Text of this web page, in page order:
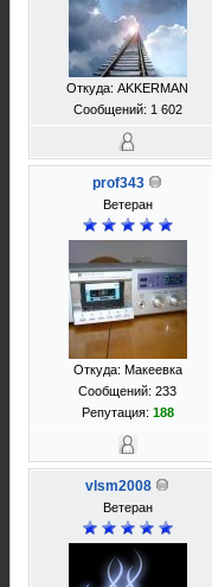
Откуда: АKKERMAN
Сообщений: 1 602
prof343
Ветеран
Откуда: Макеевка
Сообщений: 233
Репутация: 188
vlsm2008
Ветеран